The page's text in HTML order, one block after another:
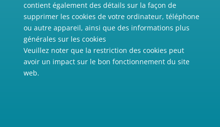
contient également des détails sur la façon de
supprimer les cookies de votre ordinateur, téléphone
ou autre appareil, ainsi que des informations plus
générales sur les cookies
Veuillez noter que la restriction des cookies peut
avoir un impact sur le bon fonctionnement du site
web.